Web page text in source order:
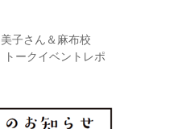
子さん＆麻布校
ークイベントレポ